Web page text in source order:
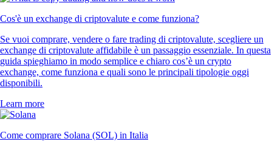
Cos'è un exchange di criptovalute e come funziona?
Se vuoi comprare, vendere o fare trading di criptovalute, scegliere un
exchange di criptovalute affidabile è un passaggio essenziale. In questa
guida spieghiamo in modo semplice e chiaro cos’è un crypto
exchange, come funziona e quali sono le principali tipologie oggi
disponibili.
Learn more
Come comprare Solana (SOL) in Italia